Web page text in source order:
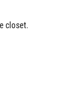
closet.